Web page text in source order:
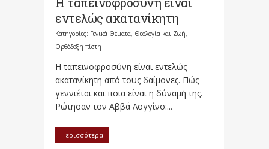
εντελώς ακατανίκητη
Κατηγορίες: Γενικά Θέματα, Θεολογία και Ζωή,
Ορθόδοξη πίστη
Η ταπεινοφροσύνη είναι εντελώς
ακατανίκητη από τους δαίμονες. Πώς
γεννιέται και ποια είναι η δύναμή της.
Ρώτησαν τον Αββά Λογγίνο:...
Περισσότερα